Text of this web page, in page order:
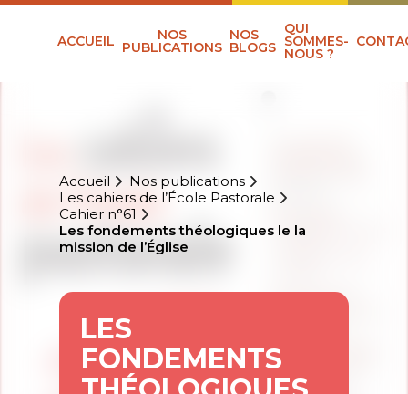
ACCUEIL NOS
PUBLICATIONS
NOS
BLOGS
QUI
SOMMES-
NOUS ?
Accueil
Nos publications
Les cahiers de l’École Pastorale
Cahier n°61
Les fondements théologiques le la
mission de l’Église
LES
FONDEMENTS